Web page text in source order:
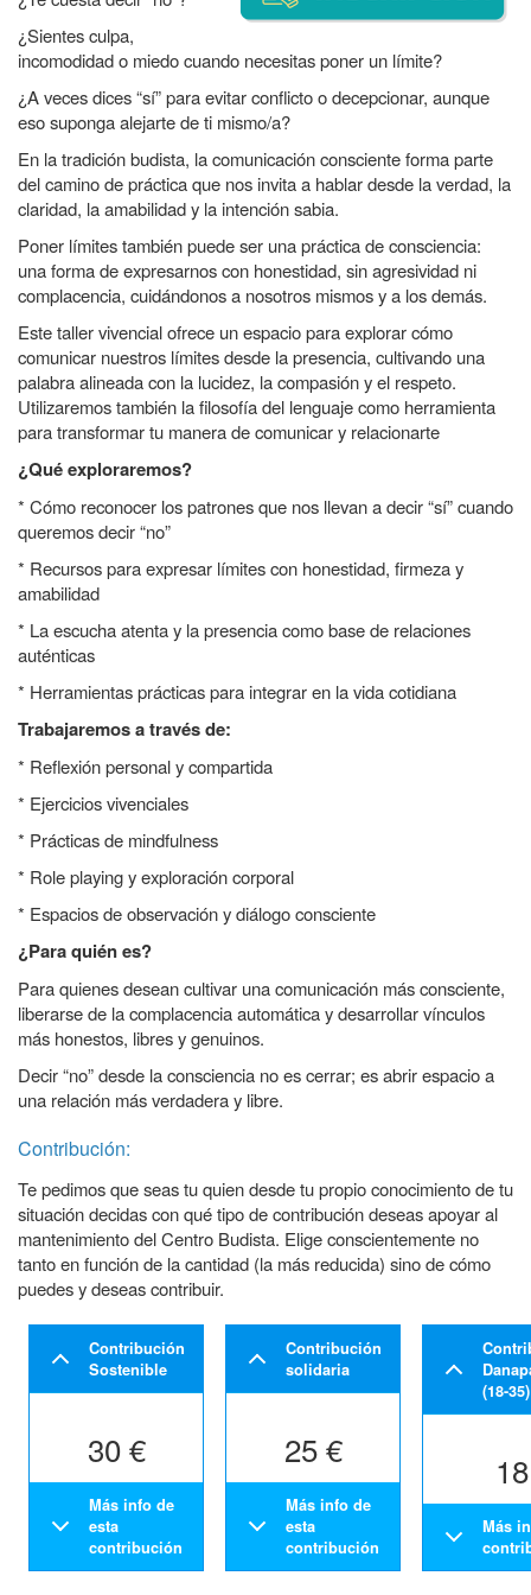
¿Sientes culpa,
incomodidad o miedo cuando necesitas poner un límite?
¿A veces dices “sí” para evitar conflicto o decepcionar, aunque
eso suponga alejarte de ti mismo/a?
En la tradición budista, la comunicación consciente forma parte
del camino de práctica que nos invita a hablar desde la verdad, la
claridad, la amabilidad y la intención sabia.
Poner límites también puede ser una práctica de consciencia:
una forma de expresarnos con honestidad, sin agresividad ni
complacencia, cuidándonos a nosotros mismos y a los demás.
Este taller vivencial ofrece un espacio para explorar cómo
comunicar nuestros límites desde la presencia, cultivando una
palabra alineada con la lucidez, la compasión y el respeto.
Utilizaremos también la filosofía del lenguaje como herramienta
para transformar tu manera de comunicar y relacionarte
¿Qué exploraremos?
* Cómo reconocer los patrones que nos llevan a decir “sí” cuando
queremos decir “no”
* Recursos para expresar límites con honestidad, firmeza y
amabilidad
* La escucha atenta y la presencia como base de relaciones
auténticas
* Herramientas prácticas para integrar en la vida cotidiana
Trabajaremos a través de:
* Reflexión personal y compartida
* Ejercicios vivenciales
* Prácticas de mindfulness
* Role playing y exploración corporal
* Espacios de observación y diálogo consciente
¿Para quién es?
Para quienes desean cultivar una comunicación más consciente,
liberarse de la complacencia automática y desarrollar vínculos
más honestos, libres y genuinos.
Decir “no” desde la consciencia no es cerrar; es abrir espacio a
una relación más verdadera y libre.
Contribución:
Te pedimos que seas tu quien desde tu propio conocimiento de tu
situación decidas con qué tipo de contribución deseas apoyar al
mantenimiento del Centro Budista. Elige conscientemente no
tanto en función de la cantidad (la más reducida) sino de cómo
puedes y deseas contribuir.
Contribución
Sostenible
30 €
Más info de
esta
contribución
Contribución
solidaria
25 €
Más info de
esta
contribución
(18-35)
Más